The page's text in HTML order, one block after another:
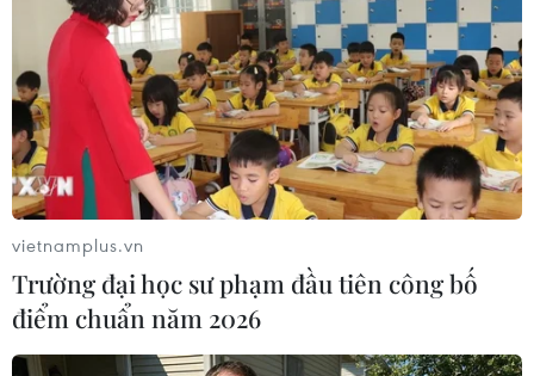
Các bên tham chiến ở Ukraine ký văn bản
về kiểm soát rút vũ khí
vietnamplus.vn
Trường đại học sư phạm đầu tiên công bố
điểm chuẩn năm 2026